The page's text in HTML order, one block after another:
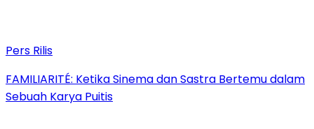
Pers Rilis
FAMILIARITÉ: Ketika Sinema dan Sastra Bertemu dalam
Sebuah Karya Puitis